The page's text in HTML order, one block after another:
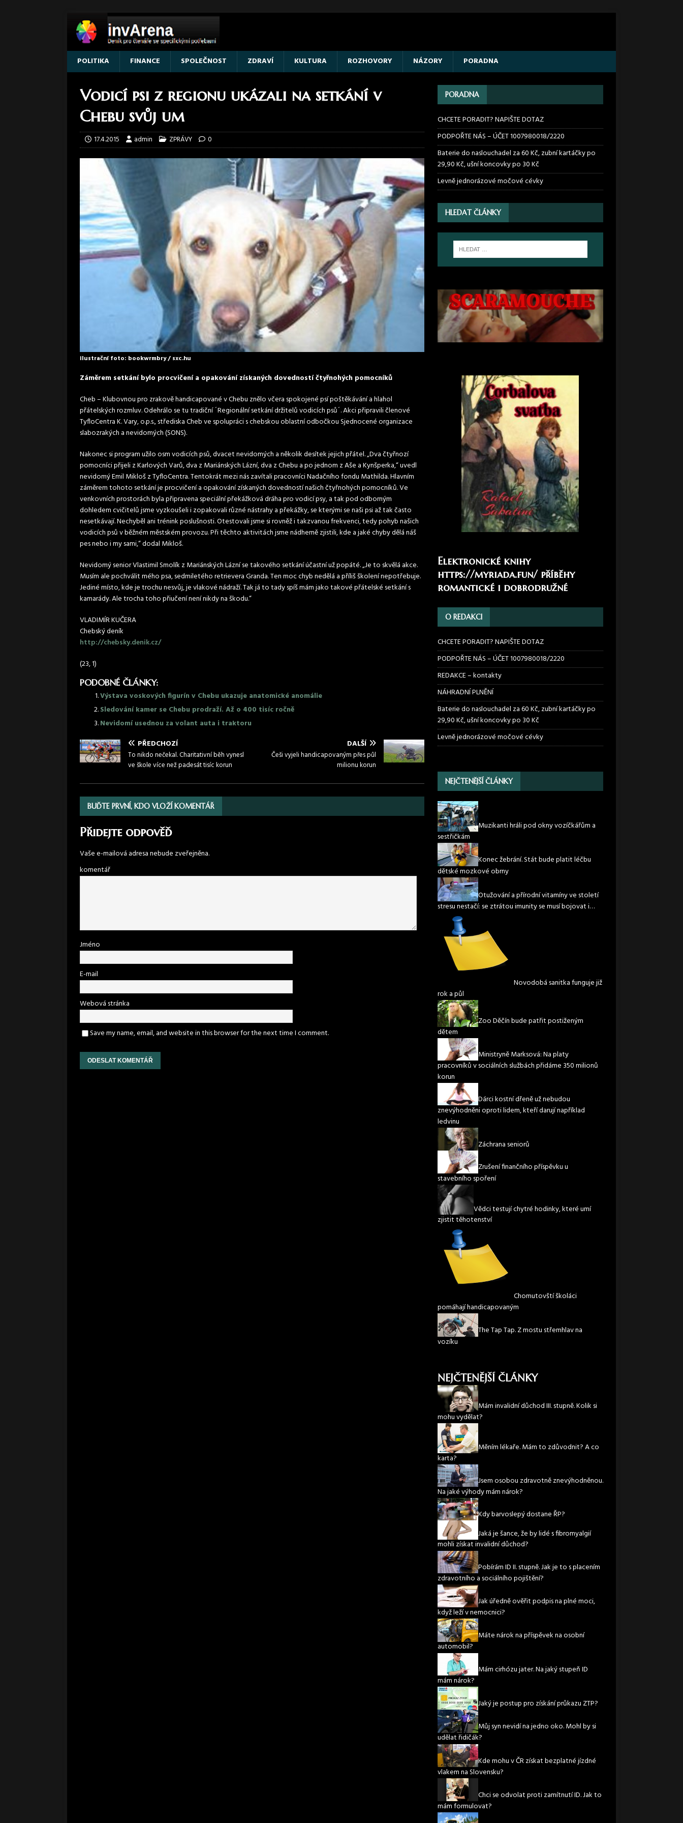
POLITIKA FINANCE SPOLEČNOST ZDRAVÍ KULTURA ROZHOVORY NÁZORY PORADNA
Vodicí psi z regionu ukázali na setkání v
Chebu svůj um
17.4.2015 admin ZPRÁVY 0
ilustrační foto: bookwrmbry / sxc.hu
Záměrem setkání bylo procvičení a opakování získaných dovedností čtyřnohých pomocníků
Cheb – Klubovnou pro zrakově handicapované v Chebu znělo včera spokojené psí poštěkávání a hlahol
přátelských rozmluv. Odehrálo se tu tradiční ´Regionální setkání držitelů vodicích psů´. Akci připravili členové
TyfloCentra K. Vary, o.p.s., střediska Cheb ve spolupráci s chebskou oblastní odbočkou Sjednocené organizace
slabozrakých a nevidomých (SONS).
Nakonec si program užilo osm vodicích psů, dvacet nevidomých a několik desítek jejich přátel. „Dva čtyřnozí
pomocníci přijeli z Karlových Varů, dva z Mariánských Lázní, dva z Chebu a po jednom z Aše a Kynšperka,“ uvedl
nevidomý Emil Mikloš z TyfloCentra. Tentokrát mezi nás zavítali pracovníci Nadačního fondu Mathilda. Hlavním
záměrem tohoto setkání je procvičení a opakování získaných dovedností našich čtyřnohých pomocníků. Ve
venkovních prostorách byla připravena speciální překážková dráha pro vodicí psy, a tak pod odborným
dohledem cvičitelů jsme vyzkoušeli i zopakovali různé nástrahy a překážky, se kterými se naši psi až tak často
nesetkávají. Nechyběl ani trénink poslušnosti. Otestovali jsme si rovněž i takzvanou frekvenci, tedy pohyb našich
vodicích psů v běžném městském provozu. Při těchto aktivitách jsme nádherně zjistili, kde a jaké chyby dělá náš
pes nebo i my sami,“ dodal Mikloš.
Nevidomý senior Vlastimil Smolík z Mariánských Lázní se takového setkání účastní už popáté. „Je to skvělá akce.
Musím ale pochválit mého psa, sedmiletého retrievera Granda. Ten moc chyb nedělá a příliš školení nepotřebuje.
Jediné místo, kde je trochu nesvůj, je vlakové nádraží. Tak já to tady spíš mám jako takové přátelské setkání s
kamarády. Ale trocha toho přiučení není nikdy na škodu.“
VLADIMÍR KUČERA
Chebský deník
http://chebsky.denik.cz/
(23, 1)
PODOBNÉ ČLÁNKY:
Výstava voskových figurín v Chebu ukazuje anatomické anomálie
Sledování kamer se Chebu prodraží. Až o 400 tisíc ročně
Nevidomí usednou za volant auta i traktoru
PŘEDCHOZÍ
To nikdo nečekal. Charitativní běh vynesl
ve škole více než padesát tisíc korun
DALŠÍ
Češi vyjeli handicapovaným přes půl
milionu korun
BUĎTE PRVNÍ, KDO VLOŽÍ KOMENTÁŘ
Přidejte odpověď
Vaše e-mailová adresa nebude zveřejněna.
komentář
Jméno
E-mail
Webová stránka
Save my name, email, and website in this browser for the next time I comment.
PORADNA
CHCETE PORADIT? NAPIŠTE DOTAZ
PODPOŘTE NÁS – ÚČET 1007980018/2220
Baterie do naslouchadel za 60 Kč, zubní kartáčky po
29,90 Kč, ušní koncovky po 30 Kč
Levně jednorázové močové cévky
HLEDAT ČLÁNKY
Elektronické knihy
https://myriada.fun/příběhy
romantické i dobrodružné
O REDAKCI
CHCETE PORADIT? NAPIŠTE DOTAZ
PODPOŘTE NÁS – ÚČET 1007980018/2220
REDAKCE – kontakty
NÁHRADNÍ PLNĚNÍ
Baterie do naslouchadel za 60 Kč, zubní kartáčky po
29,90 Kč, ušní koncovky po 30 Kč
Levně jednorázové močové cévky
NEJČTENĚJŠÍ ČLÁNKY
Muzikanti hráli pod okny vozíčkářům a
sestřičkám
Konec žebrání. Stát bude platit léčbu
dětské mozkové obrny
Otužování a přírodní vitamíny ve století
stresu nestačí: se ztrátou imunity se musí bojovat i…
Novodobá sanitka funguje již
rok a půl
Zoo Děčín bude patřit postiženým
dětem
Ministryně Marksová: Na platy
pracovníků v sociálních službách přidáme 350 milionů
korun
Dárci kostní dřeně už nebudou
znevýhodněni oproti lidem, kteří darují například
ledvinu
Záchrana seniorů
Zrušení finančního příspěvku u
stavebního spoření
Vědci testují chytré hodinky, které umí
zjistit těhotenství
Chomutovští školáci
pomáhají handicapovaným
The Tap Tap. Z mostu střemhlav na
vozíku
NEJČTENĚJŠÍ ČLÁNKY
Mám invalidní důchod III. stupně. Kolik si
mohu vydělat?
Měním lékaře. Mám to zdůvodnit? A co
karta?
Jsem osobou zdravotně znevýhodněnou.
Na jaké výhody mám nárok?
Kdy barvoslepý dostane ŘP?
Jaká je šance, že by lidé s fibromyalgií
mohli získat invalidní důchod?
Pobírám ID II. stupně. Jak je to s placením
zdravotního a sociálního pojištění?
Jak úředně ověřit podpis na plné moci,
když leží v nemocnici?
Máte nárok na příspěvek na osobní
automobil?
Mám cirhózu jater. Na jaký stupeň ID
mám nárok?
Jaký je postup pro získání průkazu ZTP?
Můj syn nevidí na jedno oko. Mohl by si
udělat řidičák?
Kde mohu v ČR získat bezplatné jízdné
vlakem na Slovensku?
Chci se odvolat proti zamítnutí ID. Jak to
mám formulovat?